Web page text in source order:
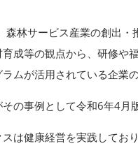
森林サービス産業の創出・
成等の観点から、研修や
ムが活用されている企業
の事例として令和6年4月
は健康経営を実践してお